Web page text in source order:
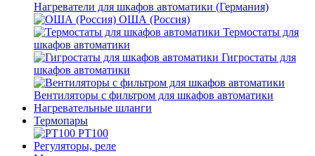
Нагреватели для шкафов автоматики (Германия)
ОША (Россия)
Термостаты для
шкафов автоматики
Гигростаты для
шкафов автоматики
Вентиляторы с фильтром для шкафов автоматики
Нагревательные шланги
Термопары
PT100
Регуляторы, реле